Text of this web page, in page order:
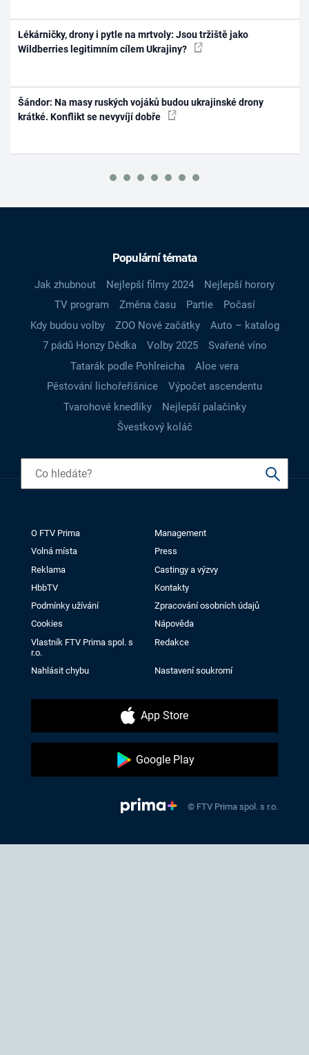
Lékárničky, drony i pytle na mrtvoly: Jsou tržiště jako
Wildberries legitimním cílem Ukrajiny?
Šándor: Na masy ruských vojáků budou ukrajinské drony
krátké. Konflikt se nevyvíjí dobře
Populární témata
Jak zhubnout Nejlepší filmy 2024
Nejlepší horory
TV program
Změna času Partie
Počasí
Kdy budou volby
ZOO Nové začátky
Auto – katalog
7 pádů Honzy Dědka
Volby 2025
Svařené víno
Tatarák podle Pohlreicha
Aloe vera
Pěstování lichořeřišnice
Výpočet ascendentu
Tvarohové knedlíky
Nejlepší palačinky
Švestkový koláč
O FTV Prima
Management
Volná místa
Press
Reklama
Castingy a výzvy
HbbTV
Kontakty
Podmínky užívání
Zpracování osobních údajů
Cookies
Nápověda
Vlastník FTV Prima spol. s
r.o.
Redakce
Nahlásit chybu Nastavení soukromí
App Store
Google Play
© FTV Prima spol. s r.o.